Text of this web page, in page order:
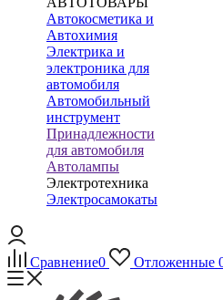
Автокосметика и
Автохимия
Электрика и
электроника для
автомобиля
Автомобильный
инструмент
Принадлежности
для автомобиля
Автолампы
Электротехника
Электросамокаты
Сравнение0 Отложенные